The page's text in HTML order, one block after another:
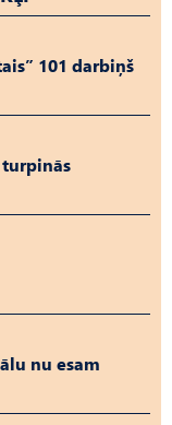
101 darbiņš
turpinās
nu esam